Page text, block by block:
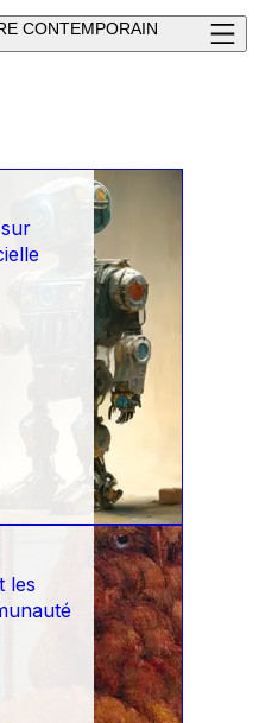
CONTEMPORAIN
les